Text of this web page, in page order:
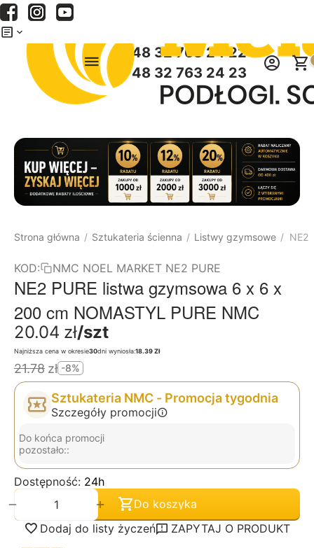
+48 32 763 24 22
+48 32 763 24 23
Strona główna / Sztukateria ścienna / Listwy gzymsowe / NE2
KOD: NMC NOEL MARKET NE2 PURE
NE2 PURE listwa gzymsowa 6 x 6 x
200 cm NOMASTYL PURE NMC
20.04 zł/szt
Najniższa cena w okresie30dni wyniosła:18.39 Zł
21.78 zł -8%
Sztukateria NMC - Promocja tygodnia
Szczegóły promocji
Do końca promocji
pozostało::
Dostępność: 24h
+
−
Do koszyka
Dodaj do listy życzeń
ZAPYTAJ O PRODUKT